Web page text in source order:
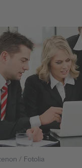
/ Fotolia